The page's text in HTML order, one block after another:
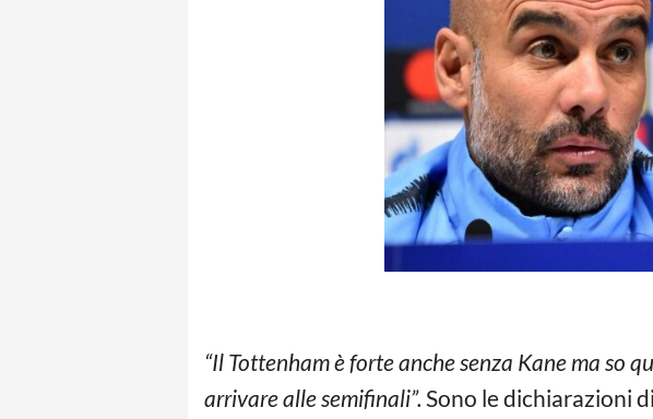
“Il Tottenham è forte anche senza Kane ma so
arrivare alle semifinali”. Sono le dichiarazioni